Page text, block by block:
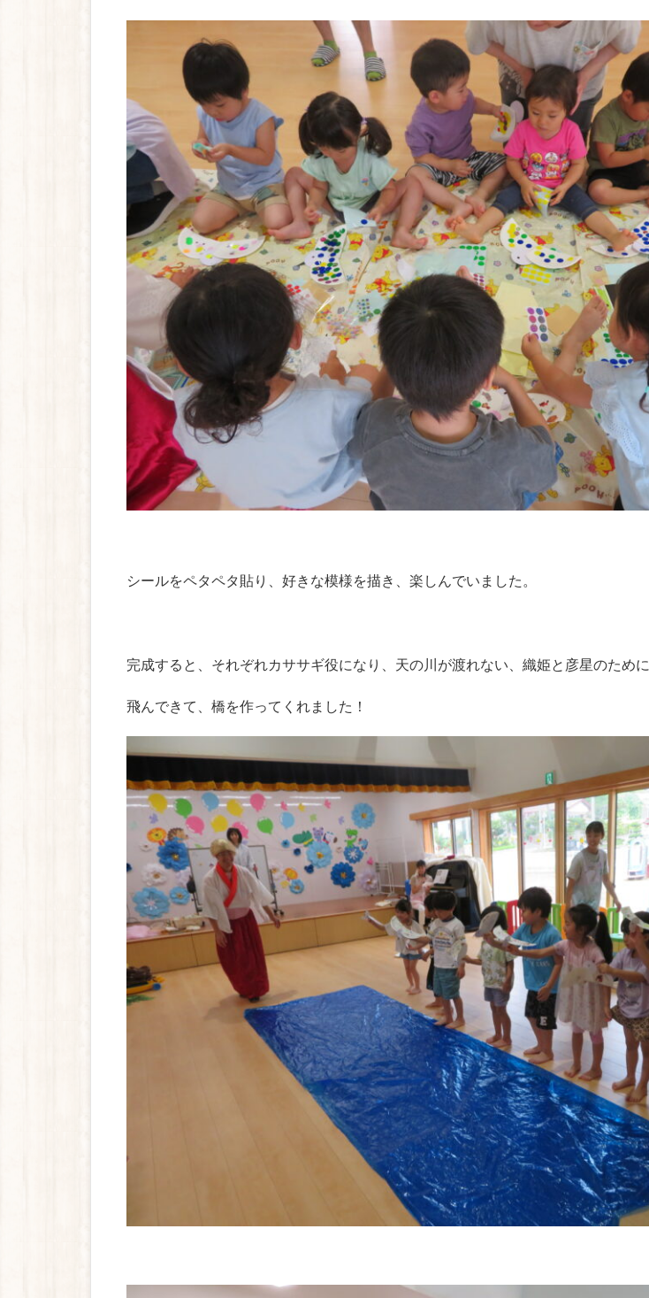
シールをペタペタ貼り、好きな模様を描き、楽しんでいました。
完成すると、それぞれカササギ役になり、天の川が渡れない、織姫と彦星のために
飛んできて、橋を作ってくれました！